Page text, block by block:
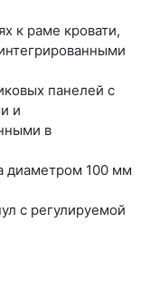
к раме кровати,
панелей с
и
в
диаметром 100 мм
с регулируемой